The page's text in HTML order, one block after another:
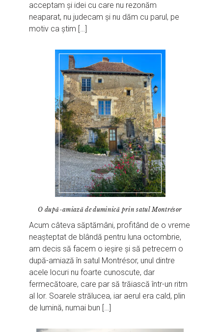
acceptam și idei cu care nu rezonăm
neaparat, nu judecam și nu dăm cu parul, pe
motiv ca știm […]
O după-amiază de duminică prin satul Montrésor
Acum câteva săptămâni, profitând de o vreme
neașteptat de blândă pentru luna octombrie,
am decis să facem o ieșire și să petrecem o
după-amiază în satul Montrésor, unul dintre
acele locuri nu foarte cunoscute, dar
fermecătoare, care par să trăiască într-un ritm
al lor. Soarele strălucea, iar aerul era cald, plin
de lumină, numai bun […]